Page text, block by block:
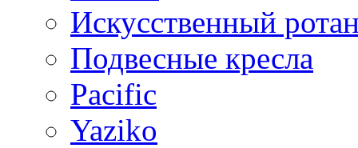
Искусственный
Подвесные кресла
Pacific
Yaziko